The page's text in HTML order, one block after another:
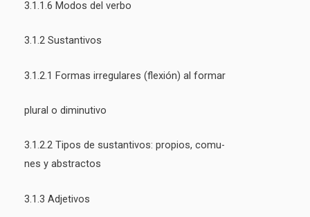
3.1.1.6 Modos del verbo
3.1.2 Sustantivos
3.1.2.1 Formas irregulares (flexión) al formar
plural o diminutivo
3.1.2.2 Tipos de sustantivos: propios, comu-
nes y abstractos
3.1.3 Adjetivos